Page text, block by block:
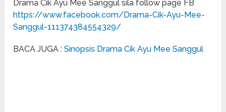
Drama Cik Ayu Mee Sanggul sila follow page FB
https://www.facebook.com/Drama-Cik-Ayu-Mee-
Sanggul-111374384554329/
BACA JUGA :Sinopsis Drama Cik Ayu Mee Sanggul